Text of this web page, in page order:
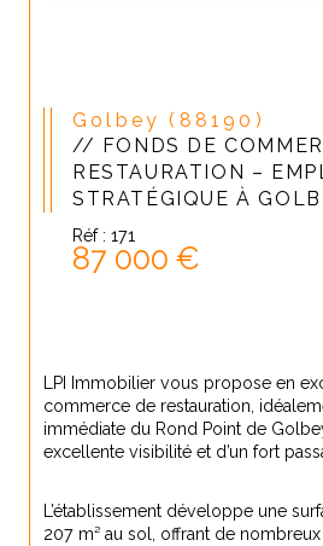
Golbey (88190)
// FONDS DE
RESTAURATION –
STRATÉGIQUE À
Réf : 171
87 000 €
LPI Immobilier vous propose en
commerce de restauration,
immédiate du Rond Point de
excellente visibilité et d’un fort
L’établissement développe une
207 m² au sol, offrant de